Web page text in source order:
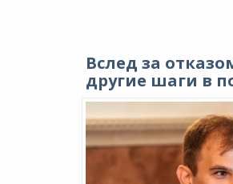
Вслед за
другие шаги в